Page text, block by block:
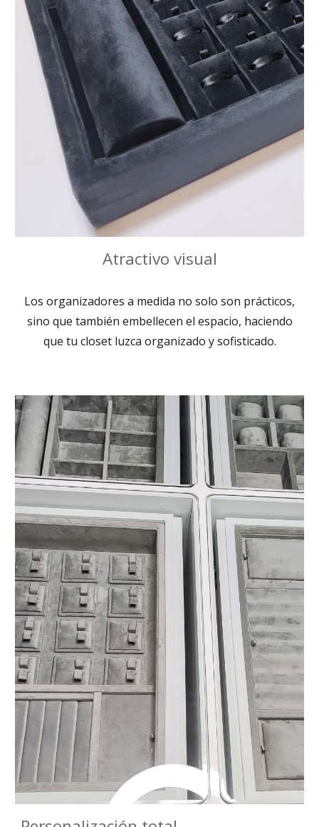
Atractivo visual
Los organizadores a medida no solo son prácticos,
sino que también embellecen el espacio, haciendo
que tu closet luzca organizado y sofisticado.